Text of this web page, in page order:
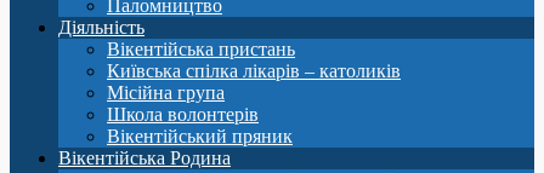
Паломництво
Діяльність
Вікентійська пристань
Київська спілка лікарів – католиків
Місійна група
Школа волонтерів
Вікентійський пряник
Вікентійська Родина